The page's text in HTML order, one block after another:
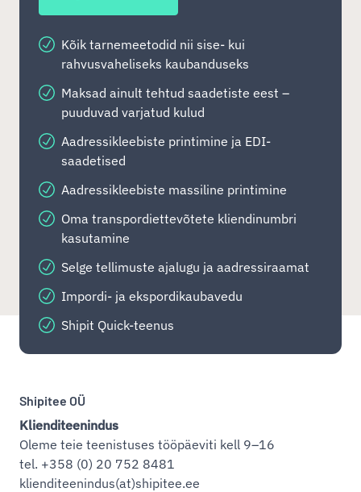
Kõik tarnemeetodid nii sise- kui
rahvusvaheliseks kaubanduseks
Maksad ainult tehtud saadetiste eest –
puuduvad varjatud kulud
Aadressikleebiste printimine ja EDI-
saadetised
Aadressikleebiste massiline printimine
Oma transpordiettevõtete kliendinumbri
kasutamine
Selge tellimuste ajalugu ja aadressiraamat
Impordi- ja ekspordikaubavedu
Shipit Quick-teenus
Shipitee OÜ
Klienditeenindus
Oleme teie teenistuses tööpäeviti kell 9–16
tel. +358 (0) 20 752 8481
klienditeenindus(at)shipitee.ee